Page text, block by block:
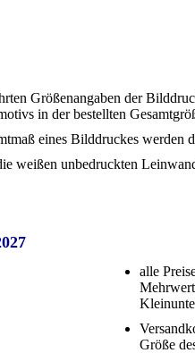
Größenangaben der
in der bestellten
eines Bilddruckes werden
weißen unbedruckten
alle
Größe